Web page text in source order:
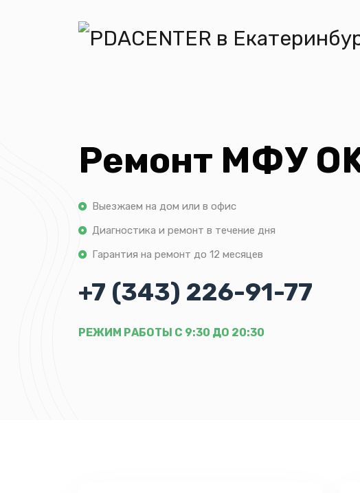
Ремонт МФУ
Выезжаем на дом или в офис
Диагностика и ремонт в течение дня
Гарантия на ремонт до 12 месяцев
+7 (343) 226-91-77
РЕЖИМ РАБОТЫ С 9:30 ДО 20:30